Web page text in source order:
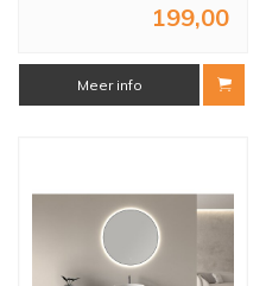
199,00
Meer info